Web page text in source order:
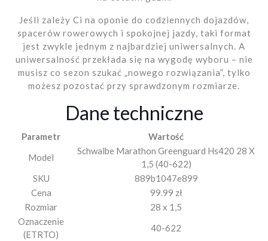
Jeśli zależy Ci na oponie do codziennych dojazdów,
spacerów rowerowych i spokojnej jazdy, taki format
jest zwykle jednym z najbardziej uniwersalnych. A
uniwersalność przekłada się na wygodę wyboru – nie
musisz co sezon szukać „nowego rozwiązania”, tylko
możesz pozostać przy sprawdzonym rozmiarze.
Dane techniczne
Parametr
Wartość
Model
Schwalbe Marathon Greenguard Hs420 28 X
1,5 (40-622)
SKU
889b1047e899
Cena
99.99 zł
Rozmiar
28 x 1,5
Oznaczenie
(ETRTO)
40-622